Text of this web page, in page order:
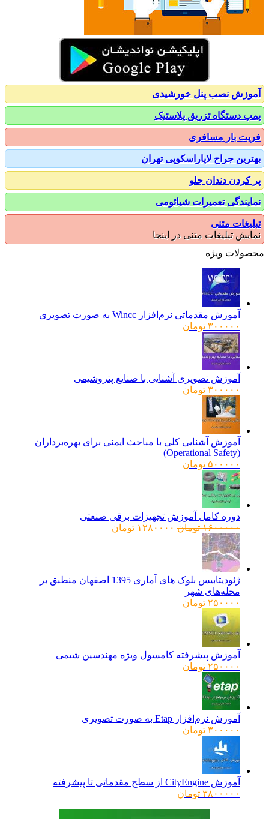
نصب پنل خورشیدی
دستگاه تزریق پلاستیک
بار مسافری
جراح لاپاراسکوپی تهران
دندان جلو
تعمیرات شیائومی
متنی
تبلیغات متنی در اینجا
ویژه
آموزش مقدماتی نرم‌افزار Wincc به صورت تصویری
۳۰۰۰۰۰ تومان
آموزش تصویری آشنایی با صنایع پتروشیمی
۳۰۰۰۰۰ تومان
آموزش آشنایی کلی با مباحث ایمنی برای بهره‌برداران
۵۰۰۰۰۰ تومان
دوره کامل آموزش تجهیزات برقی صنعتی
۱۶۰۰۰۰۰ تومانقیمت
۱۲۸۰۰۰۰ تومانقیمت
ژئودیتابیس بلوک های آماری 1395 اصفهان منطبق بر
محله‌های شهر
۲۵۰۰۰۰ تومان
آموزش پیشرفته کامسول ویژه مهندسین شیمی
۲۵۰۰۰۰ تومان
آموزش نرم‌افزار Etap به صورت تصویری
۳۰۰۰۰۰ تومان
آموزش CityEngine از سطح مقدماتی تا پیشرفته
۳۸۰۰۰۰۰ تومان